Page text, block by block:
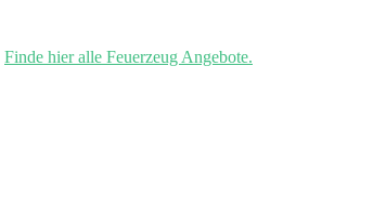
Finde hier alle Feuerzeug Angebote.